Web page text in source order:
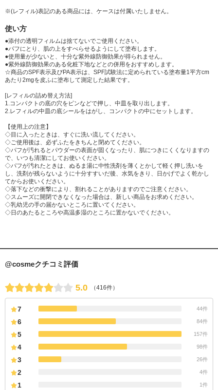
※(レフィル)表記のある商品には、ケースは付属いたしません。
使い方
●添付の透明フィルムは捨てないでご使用ください。
●パフにとり、肌の上をすべらせるようにして塗布します。
●使用量が少ないと、十分な紫外線防御効果が得られません。
●紫外線防御効果のある化粧下地などとの併用をおすすめします。
☆商品のSPF表示及びPA表示は、SPF試験法に定められている塗布量1平方cm
あたり2mgを皮ふに塗布して測定した結果です。
[レフィルの詰め替え方法]
1.コンパクトの底の穴をピンなどで押し、中皿を取り出します。
2.レフィルの中皿の底シールをはがし、コンパクトの中にセットします。
【使用上の注意】
◇目に入ったときは、すぐに洗い流してください。
◇ご使用後は、必ずふたをきちんと閉めてください。
◇パフが汚れるとパウダーの表面が固くなったり、肌につきにくくなりますの
で、いつも清潔にしてお使いください。
◇パフが汚れたときは、ぬるま湯に中性洗剤を薄くとかして軽く押し洗いを
し、洗剤が残らないように十分すすいだ後、水気をきり、日かげでよく乾かし
てからお使いください。
◇落下などの衝撃により、割れることがありますのでご注意ください。
◇スムーズに開閉できなくなった場合は、新しい商品をお求めください。
◇乳幼児の手の届かないところに置いてください。
◇日のあたるところや高温多湿のところに置かないでください。
@cosmeクチコミ評価
5.0 （416件）
7 44件
6 84件
5 157件
4 98件
3 26件
2 4件
1 1件